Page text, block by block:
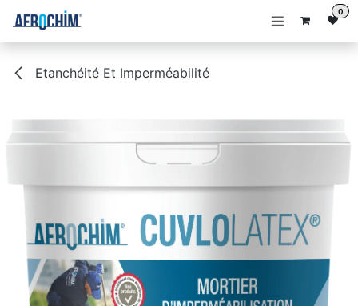
Se rendre au contenu 0
Etanchéité Et Imperméabilité